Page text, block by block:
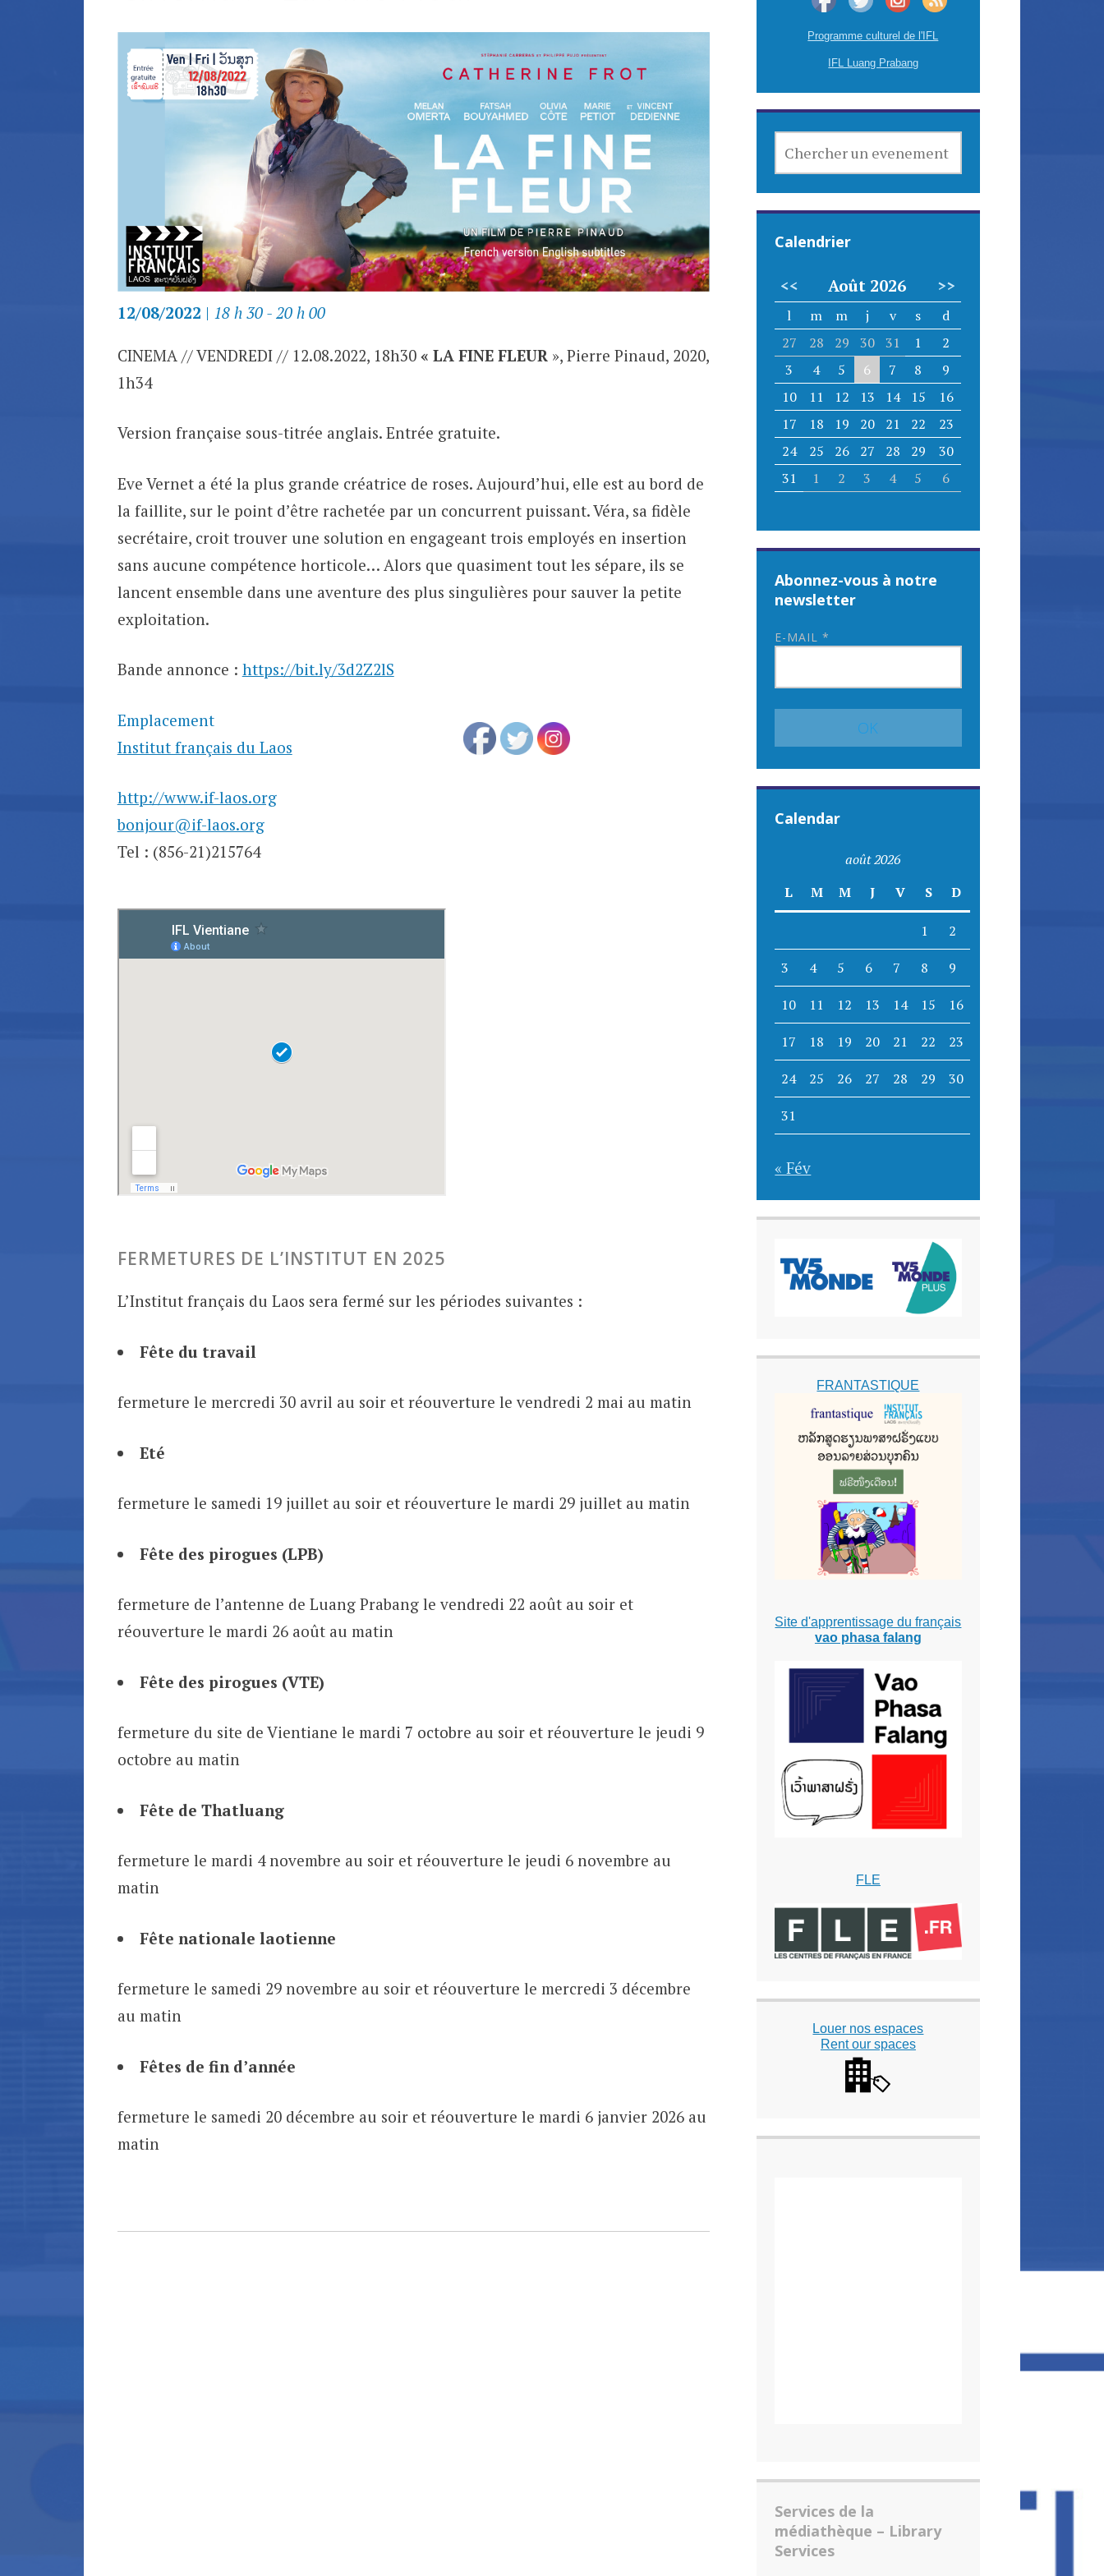
12/08/2022 | 18 h 30 - 20 h 00
CINEMA // VENDREDI // 12.08.2022, 18h30 « LA FINE FLEUR », Pierre Pinaud, 2020,
1h34
Version française sous-titrée anglais. Entrée gratuite.
Eve Vernet a été la plus grande créatrice de roses. Aujourd’hui, elle est au bord de
la faillite, sur le point d’être rachetée par un concurrent puissant. Véra, sa fidèle
secrétaire, croit trouver une solution en engageant trois employés en insertion
sans aucune compétence horticole… Alors que quasiment tout les sépare, ils se
lancent ensemble dans une aventure des plus singulières pour sauver la petite
exploitation.
Bande annonce : https://bit.ly/3d2Z2lS
Emplacement
Institut français du Laos
http://www.if-laos.org
bonjour@if-laos.org
Tel : (856-21)215764
FERMETURES DE L’INSTITUT EN 2025
L’Institut français du Laos sera fermé sur les périodes suivantes :
Fête du travail
fermeture le mercredi 30 avril au soir et réouverture le vendredi 2 mai au matin
Eté
fermeture le samedi 19 juillet au soir et réouverture le mardi 29 juillet au matin
Fête des pirogues (LPB)
fermeture de l’antenne de Luang Prabang le vendredi 22 août au soir et
réouverture le mardi 26 août au matin
Fête des pirogues (VTE)
fermeture du site de Vientiane le mardi 7 octobre au soir et réouverture le jeudi 9
octobre au matin
Fête de Thatluang
fermeture le mardi 4 novembre au soir et réouverture le jeudi 6 novembre au
matin
Fête nationale laotienne
fermeture le samedi 29 novembre au soir et réouverture le mercredi 3 décembre
au matin
Fêtes de fin d’année
fermeture le samedi 20 décembre au soir et réouverture le mardi 6 janvier 2026 au
matin
Programme culturel de l'IFL
IFL Luang Prabang
UN
Calendrier
<< Août 2026 >>
l m m j v s
d
27
28 29 30 31 1
2
3
4 5 6 7 8
9
10
11 12 13 14 15
16
17
18 19 20 21 22
23
24
25 26 27 28 29
30
31
1 2 3 4 5 6
Abonnez-vous à notre
newsletter
E-MAIL*
Calendar
août 2026
L
M M J V S D
1 2
3 4 5 6 7 8 9
10 11 12 13 14 15 16
17 18 19 20 21 22 23
24 25 26 27 28 29 30
31
« Fév
FRANTASTIQUE
Site d'apprentissage du français
vao phasa falang
FLE
Louer nos espaces
Rent our spaces
Services de la
médiathèque – Library
Services